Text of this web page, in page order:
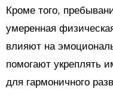
Кроме того,
умеренная
влияют на
помогают укреплять
для гармоничного